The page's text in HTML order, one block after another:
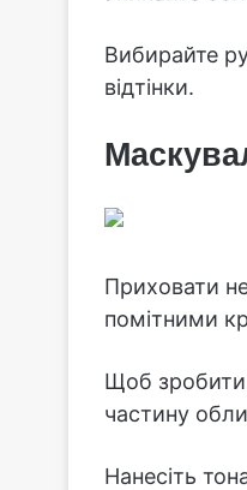
Вибирайте
відтінки.
Приховати
помітними
Щоб зробити
частину
Нанесіть